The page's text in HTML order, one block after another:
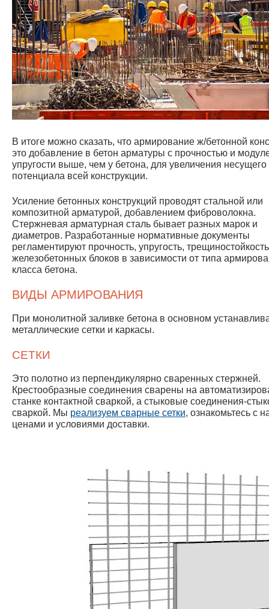
В итоге можно сказать, что армирование ж/бетонной
это добавление в бетон арматуры с прочностью и
упругости выше, чем у бетона, для увеличения несущего
потенциала всей конструкции.
Усиление бетонных конструкций проводят стальной или
композитной арматурой, добавлением фиброволокна.
Стержневая арматурная сталь бывает разных марок и
диаметров. Разработанные нормативные документы
регламентируют прочность, упругость, трещиностойкость
железобетонных блоков в зависимости от типа
класса бетона.
ВИДЫ АРМИРОВАНИЯ
При монолитной заливке бетона в основном
металлические сетки и каркасы.
СЕТКИ
Это полотно из перпендикулярно сваренных стержней.
Крестообразные соединения сварены на
станке контактной сваркой, а стыковые соединения-
сваркой. Мы реализуем сварные сетки, ознакомьтесь с
ценами и условиями доставки.